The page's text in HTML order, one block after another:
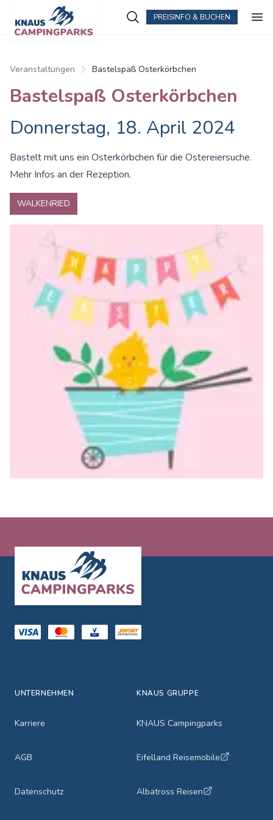
PREISINFO & BUCHEN
Veranstaltungen Bastelspaß Osterkörbchen
Bastelspaß Osterkörbchen
Donnerstag, 18. April 2024
Bastelt mit uns ein Osterkörbchen für die Ostereiersuche.
Mehr Infos an der Rezeption.
WALKENRIED
UNTERNEHMEN
Karriere
AGB
Datenschutz
KNAUS GRUPPE
KNAUS Campingparks
Eifelland Reisemobile
Albatross Reisen